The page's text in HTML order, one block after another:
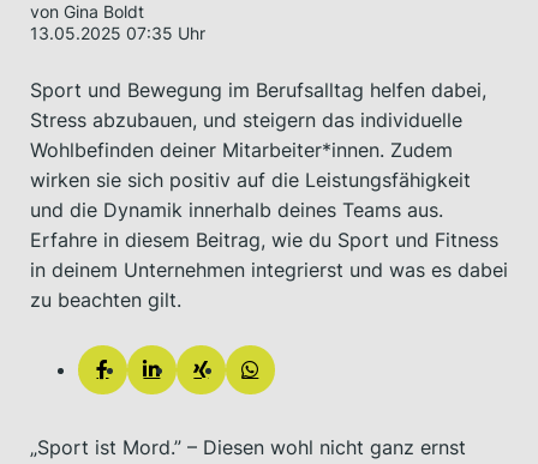
von Gina Boldt
13.05.2025 07:35 Uhr
Sport und Bewegung im Berufsalltag helfen dabei,
Stress abzubauen, und steigern das individuelle
Wohlbefinden deiner Mitarbeiter*innen. Zudem
wirken sie sich positiv auf die Leistungsfähigkeit
und die Dynamik innerhalb deines Teams aus.
Erfahre in diesem Beitrag, wie du Sport und Fitness
in deinem Unternehmen integrierst und was es dabei
zu beachten gilt.
„Sport ist Mord.” – Diesen wohl nicht ganz ernst